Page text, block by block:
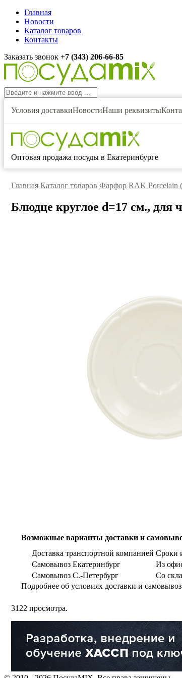
Главная
Новости
Каталог товаров
Контакты
Заказать звонок +7 (343) 206-66-85
Условия доставкиНовостиНаши реквизиты
Оптовая продажа посуды в Екатеринбурге
Главная Каталог товаров Фарфор RAK
Блюдце круглое d=17 см.,
Возможные варианты доставки и
Доставка транспортной компанией Сроки
Самовывоз Екатеринбург
Из
Самовывоз С.-Петербург
Со
Подробнее об условиях доставки и
3122 просмотра.